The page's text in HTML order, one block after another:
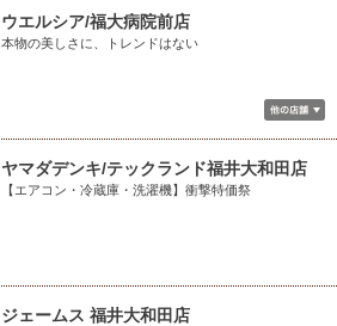
ウエルシア/福大病院前店
本物の美しさに、トレンドはない
ヤマダデンキ/テックランド福井大和田店
【エアコン・冷蔵庫・洗濯機】衝撃特価祭
ジェームス 福井大和田店